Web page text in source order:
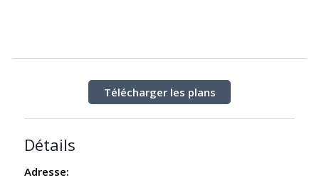
Télécharger les plans
Détails
Adresse: